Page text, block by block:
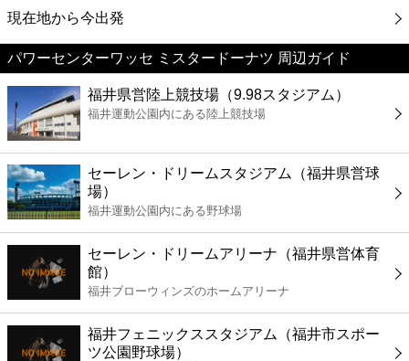
映画
美容
コンビニ
薬局
スーパー
エンタメ
レジャー
現在地から今出発
パワーセンターワッセ ミスタードーナツ 周辺ガイド
福井県営陸上競技場（9.98スタジアム）
福井運動公園内にある陸上競技場
セーレン・ドリームスタジアム（福井県営球
場）
福井運動公園内にある野球場
セーレン・ドリームアリーナ（福井県営体育
館）
福井ブローウィンズのホームアリーナ
福井フェニックススタジアム（福井市スポー
ツ公園野球場）